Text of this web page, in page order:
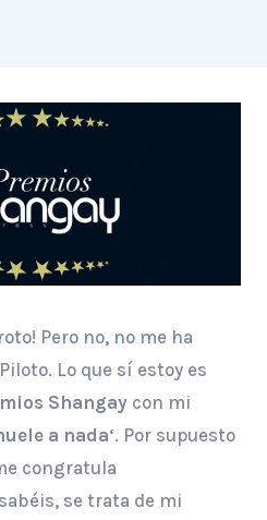
Pero no, no me ha
Lo que sí estoy es
Shangay con mi
a nada‘. Por supuesto
congratula
se trata de mi